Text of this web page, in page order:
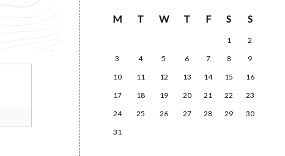
M T W T F S S
1
2
3
4 5 6 7 8
9
10
11 12 13 14 15
16
17
18 19 20 21 22
23
24
25 26 27 28 29
30
31